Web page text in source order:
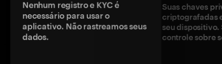
Nenhum registro e KYC é
necessário para usar o
aplicativo. Não rastreamos seus
dados.
Suas chaves
criptografadas
seu dispositivo.
controle sobre